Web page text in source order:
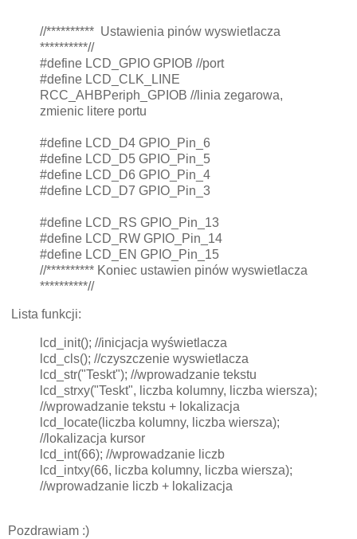
//********** Ustawienia pinów wyswietlacza
**********//
#define LCD_GPIO GPIOB //port
#define LCD_CLK_LINE
RCC_AHBPeriph_GPIOB //linia zegarowa,
zmienic litere portu
#define LCD_D4 GPIO_Pin_6
#define LCD_D5 GPIO_Pin_5
#define LCD_D6 GPIO_Pin_4
#define LCD_D7 GPIO_Pin_3
#define LCD_RS GPIO_Pin_13
#define LCD_RW GPIO_Pin_14
#define LCD_EN GPIO_Pin_15
//********** Koniec ustawien pinów wyswietlacza
**********//
Lista funkcji:
lcd_init(); //inicjacja wyświetlacza
lcd_cls(); //czyszczenie wyswietlacza
lcd_str("Teskt"); //wprowadzanie tekstu
lcd_strxy("Teskt", liczba kolumny, liczba wiersza);
//wprowadzanie tekstu + lokalizacja
lcd_locate(liczba kolumny, liczba wiersza);
//lokalizacja kursor
lcd_int(66); //wprowadzanie liczb
lcd_intxy(66, liczba kolumny, liczba wiersza);
//wprowadzanie liczb + lokalizacja
Pozdrawiam :)